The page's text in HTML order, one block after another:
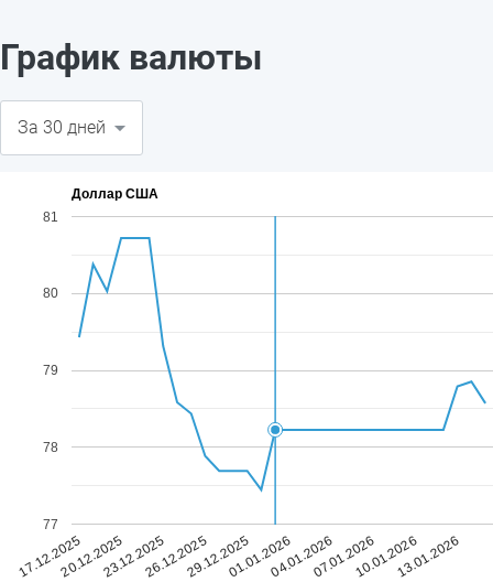
График валюты
Доллар США
17.12.202520.12.202523.12.202526.12.202529.12.202501.01.202604.01.202607.01.202610.01.202613.01.2026
77
78
79
80
81